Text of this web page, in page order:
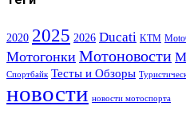
2020 2025 2026 Ducati KTM
Мотогонки Мотоновости
Спортбайк Тесты и Обзоры
новости новости мотоспорта